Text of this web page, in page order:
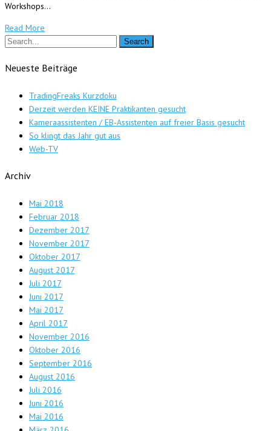
Workshops…
Read More
Neueste Beiträge
TradingFreaks Kurzdoku
Derzeit werden KEINE Praktikanten gesucht
Kameraassistenten / EB-Assistenten auf freier Basis gesucht
So klingt das Jahr gut aus
Web-TV
Archiv
Mai 2018
Februar 2018
Dezember 2017
November 2017
Oktober 2017
August 2017
Juli 2017
Juni 2017
Mai 2017
April 2017
November 2016
Oktober 2016
September 2016
August 2016
Juli 2016
Juni 2016
Mai 2016